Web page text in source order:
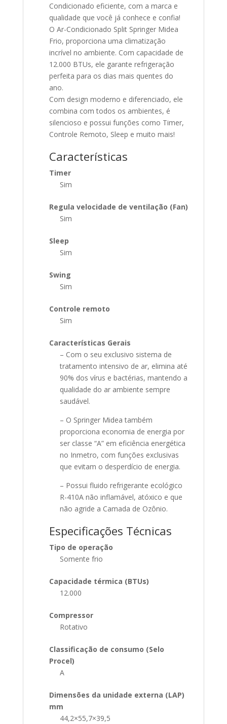
Condicionado eficiente, com a marca e
qualidade que você já conhece e confia!
O Ar-Condicionado Split Springer Midea
Frio, proporciona uma climatização
incrível no ambiente. Com capacidade de
12.000 BTUs, ele garante refrigeração
perfeita para os dias mais quentes do
ano.
Com design moderno e diferenciado, ele
combina com todos os ambientes, é
silencioso e possui funções como Timer,
Controle Remoto, Sleep e muito mais!
Características
Timer
Sim
Regula velocidade de ventilação (Fan)
Sim
Sleep
Sim
Swing
Sim
Controle remoto
Sim
Características Gerais
– Com o seu exclusivo sistema de
tratamento intensivo de ar, elimina até
90% dos vírus e bactérias, mantendo a
qualidade do ar ambiente sempre
saudável.
– O Springer Midea também
proporciona economia de energia por
ser classe “A” em eficiência energética
no Inmetro, com funções exclusivas
que evitam o desperdício de energia.
– Possui fluido refrigerante ecológico
R-410A não inflamável, atóxico e que
não agride a Camada de Ozônio.
Especificações Técnicas
Tipo de operação
Somente frio
Capacidade térmica (BTUs)
12.000
Compressor
Rotativo
Classificação de consumo (Selo
Procel)
A
Dimensões da unidade externa (LAP)
mm
44,2×55,7×39,5